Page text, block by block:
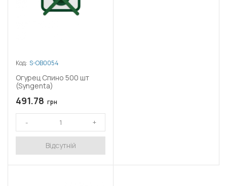
Код: S-OB0054
Огурец Спино 500 шт
(Syngenta)
491.78 грн
Відсутній